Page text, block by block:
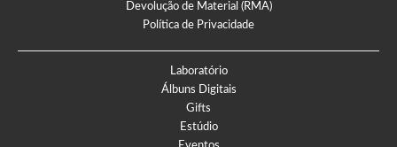
Devolução de Material (RMA)
Política de Privacidade
Laboratório
Álbuns Digitais
Gifts
Estúdio